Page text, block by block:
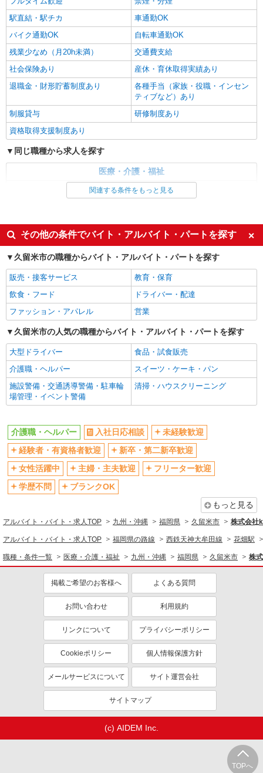
駅直結・駅チカ
車通勤OK
バイク通勤OK
自転車通勤OK
残業少なめ（月20h未満）
交通費支給
社会保険あり
産休・育休取得実績あり
退職金・財形貯蓄制度あり
各種手当（家族・役職・インセン
ティブなど）あり
制服貸与
研修制度あり
資格取得支援制度あり
同じ職種から求人を探す
医療・介護・福祉
未経験歓迎
ミドル（40代～）活躍中
ボーナス・賞与あり
車通勤OK
交通費支給
社会保険あり
産休・育休取得実績あり
関連する条件をもっと見る
その他の条件でバイト・アルバイト・パートを探す
久留米市の職種からバイト・アルバイト・パートを探す
販売・接客サービス
教育・保育
飲食・フード
ドライバー・配達
ファッション・アパレル
営業
久留米市の人気の職種からバイト・アルバイト・パートを探す
大型ドライバー
食品・試食販売
介護職・ヘルパー
スイーツ・ケーキ・パン
施設警備・交通誘導警備・駐車輪
場管理・イベント警備
清掃・ハウスクリーニング
TOPへ
介護職・ヘルパー 入社日応相談
未経験歓迎
経験者・有資格者歓迎
新卒・第二新卒歓迎
女性活躍中
主婦・主夫歓迎
フリーター歓迎
学歴不問
ブランクOK
もっと見る
アルバイト・バイト・求人TOP 九州・沖縄 福岡県 久留米市 株式会社
アルバイト・バイト・求人TOP 福岡県の路線 西鉄天神大牟田線 花畑駅
職種・条件一覧 医療・介護・福祉 九州・沖縄 福岡県 久留米市 株
掲載ご希望のお客様へ よくある質問
お問い合わせ 利用規約
リンクについて プライバシーポリシー
Cookieポリシー 個人情報保護方針
メールサービスについて サイト運営会社
サイトマップ
(c) AIDEM Inc.